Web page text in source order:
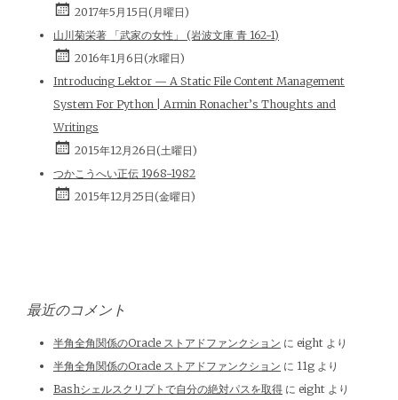
2017年5月15日(月曜日)
山川菊栄著 「武家の女性」 (岩波文庫 青 162-1)
2016年1月6日(水曜日)
Introducing Lektor — A Static File Content Management
System For Python | Armin Ronacher’s Thoughts and
Writings
2015年12月26日(土曜日)
つかこうへい正伝 1968-1982
2015年12月25日(金曜日)
最近のコメント
半角全角関係のOracle ストアドファンクション に eight より
半角全角関係のOracle ストアドファンクション に 11g より
Bashシェルスクリプトで自分の絶対パスを取得 に eight より